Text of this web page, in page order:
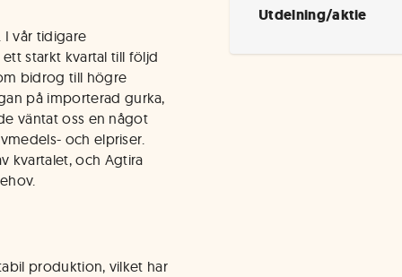
vår tidigare
starkt kvartal till följd
bidrog till högre
på importerad gurka,
väntat oss en något
och elpriser.
kvartalet, och Agtira
produktion, vilket har
Utdelning/aktie